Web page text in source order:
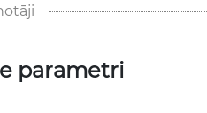
parametri